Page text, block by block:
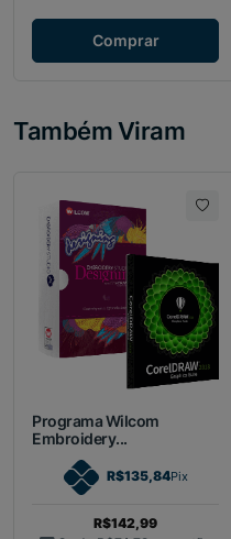
Comprar
Também Viram
Programa Wilcom
Embroidery...
R$135,84Pix
R$142,99